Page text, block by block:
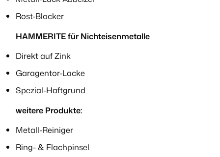
Rost-Blocker
HAMMERITE für Nichteisenmetalle
Direkt auf Zink
Garagentor-Lacke
Spezial-Haftgrund
weitere Produkte:
Metall-Reiniger
Ring- & Flachpinsel